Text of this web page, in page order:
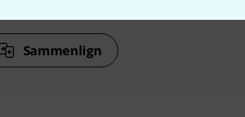
Sammenlign